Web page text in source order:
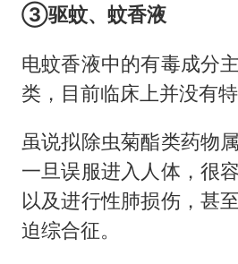
③驱蚊、蚊香液
电蚊香液中的有毒成分
类，目前临床上并没有特
虽说拟除虫菊酯类药物
一旦误服进入人体，很
以及进行性肺损伤，甚
迫综合征。